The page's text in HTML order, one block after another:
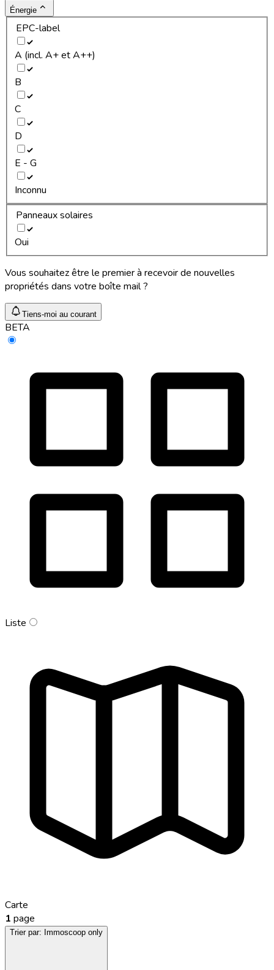
Énergie
EPC-label
A (incl. A+ et A++)
B
C
D
E - G
Inconnu
Panneaux solaires
Oui
Vous souhaitez être le premier à recevoir de nouvelles
propriétés dans votre boîte mail ?
Tiens-moi au courant
BETA
Liste
Carte
1 page
Trier par: Immoscoop only